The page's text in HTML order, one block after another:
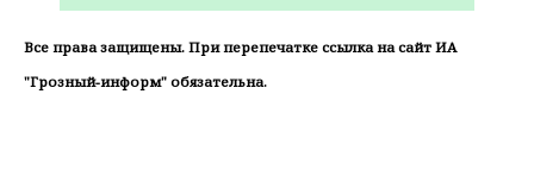
Все права защищены. При перепечатке ссылка на сайт ИА
"Грозный-информ" обязательна.